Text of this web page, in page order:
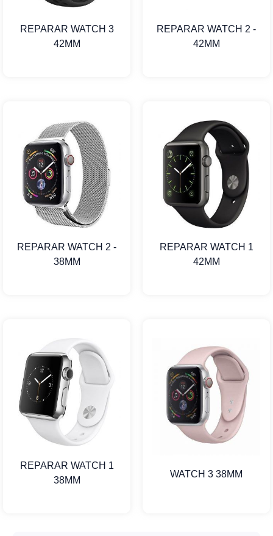
REPARAR WATCH 3
42MM
REPARAR WATCH 2 -
42MM
REPARAR WATCH 2 -
38MM
REPARAR WATCH 1
42MM
REPARAR WATCH 1
38MM
WATCH 3 38MM